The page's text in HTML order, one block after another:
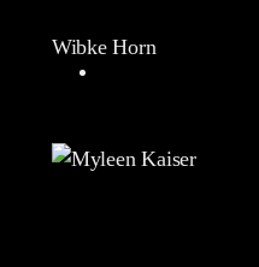
Wibke Horn